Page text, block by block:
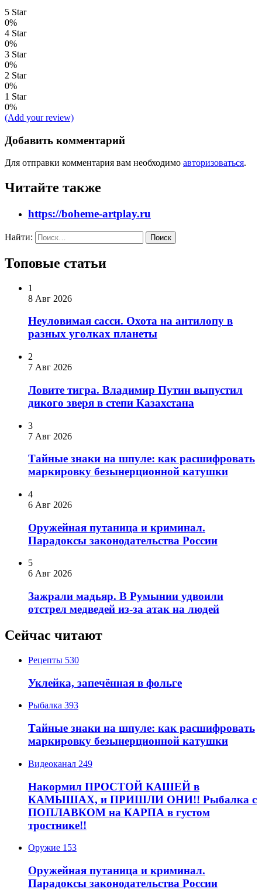
5 Star
0%
4 Star
0%
3 Star
0%
2 Star
0%
1 Star
0%
(Add your review)
Добавить комментарий
Для отправки комментария вам необходимо авторизоваться.
Читайте также
https://boheme-artplay.ru
Найти:
Топовые статьи
1
8 Авг 2026
Неуловимая сасси. Охота на антилопу в
разных уголках планеты
2
7 Авг 2026
Ловите тигра. Владимир Путин выпустил
дикого зверя в степи Казахстана
3
7 Авг 2026
Тайные знаки на шпуле: как расшифровать
маркировку безынерционной катушки
4
6 Авг 2026
Оружейная путаница и криминал.
Парадоксы законодательства России
5
6 Авг 2026
Зажрали мадьяр. В Румынии удвоили
отстрел медведей из-за атак на людей
Сейчас читают
Рецепты 530
Уклейка, запечённая в фольге
Рыбалка 393
Тайные знаки на шпуле: как расшифровать
маркировку безынерционной катушки
Видеоканал 249
Накормил ПРОСТОЙ КАШЕЙ в
КАМЫШАХ, и ПРИШЛИ ОНИ!! Рыбалка с
ПОПЛАВКОМ на КАРПА в густом
тростнике!!
Оружие 153
Оружейная путаница и криминал.
Парадоксы законодательства России